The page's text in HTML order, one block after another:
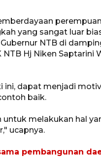
yang sangat luar
NTB di
NTB Hj Niken Saptarini
ini, dapat menjadi
baik.
melakukan hal
ucapnya.
pembangunan